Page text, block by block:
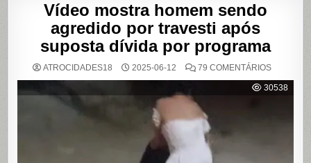
Vídeo mostra homem sendo
agredido por travesti após
suposta dívida por programa
ATROCIDADES18 2025-06-12 79 COMENTÁRIOSEM
MOSTRA
HOMEM
30538